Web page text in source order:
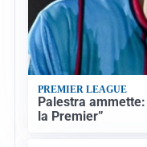
PREMIER LEAGUE
Palestra
la Premier”